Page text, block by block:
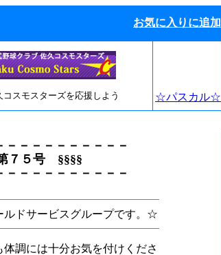
お気に入りに追加
コスモスターズを応援しよう ☆パスカル☆
－－－－－－－－－
７５号 §§§§
－－－－－－－－－
ドサービスグループです。☆
調には十分お気を付けくださ